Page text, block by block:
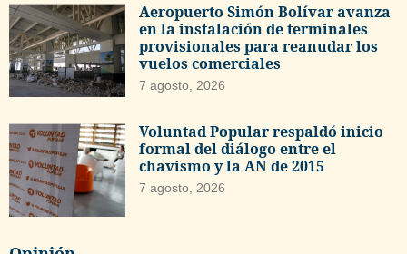
Aeropuerto Simón Bolívar avanza
en la instalación de terminales
provisionales para reanudar los
vuelos comerciales
7 agosto, 2026
Voluntad Popular respaldó inicio
formal del diálogo entre el
chavismo y la AN de 2015
7 agosto, 2026